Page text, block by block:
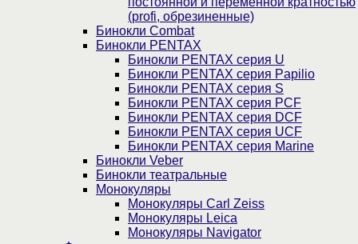
(profi, обрезиненные)
Бинокли Combat
Бинокли PENTAX
Бинокли PENTAX серия U
Бинокли PENTAX серия Papilio
Бинокли PENTAX серия S
Бинокли PENTAX серия PCF
Бинокли PENTAX серия DCF
Бинокли PENTAX серия UCF
Бинокли PENTAX серия Marine
Бинокли Veber
Бинокли театральные
Монокуляры
Монокуляры Carl Zeiss
Монокуляры Leica
Монокуляры Navigator